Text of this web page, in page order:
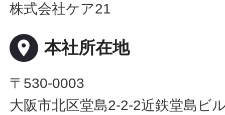
株式会社ケア21
place 本社所在地
〒530-0003
大阪市北区堂島2-2-2近鉄堂島ビ